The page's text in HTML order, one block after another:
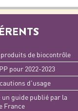
de biocontrôle
pour 2022-2023
d'usage
un guide publié par la
France